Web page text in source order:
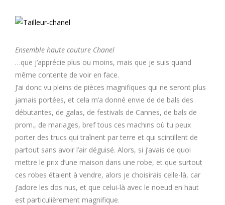
Ensemble haute couture Chanel
…que j’apprécie plus ou moins, mais que je suis quand
même contente de voir en face.
J’ai donc vu pleins de pièces magnifiques qui ne seront plus
jamais portées, et cela m’a donné envie de de bals des
débutantes, de galas, de festivals de Cannes, de bals de
prom., de mariages, bref tous ces machins où tu peux
porter des trucs qui traînent par terre et qui scintillent de
partout sans avoir l’air déguisé. Alors, si j’avais de quoi
mettre le prix d’une maison dans une robe, et que surtout
ces robes étaient à vendre, alors je choisirais celle-là, car
j’adore les dos nus, et que celui-là avec le noeud en haut
est particulièrement magnifique.